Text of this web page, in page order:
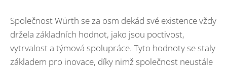
Společnost Würth se za osm dekád své existence vždy
držela základních hodnot, jako jsou poctivost,
vytrvalost a týmová spolupráce. Tyto hodnoty se staly
základem pro inovace, díky nimž společnost neustále